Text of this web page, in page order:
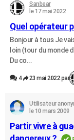
Sanbear
le 17 mai 2022
Quel opérateur
Bonjour à tous Je
loin (tour du monde
Du co...
4 23 mai 2022 par
Utilisateur
le 10 mars 2009
Partir vivre à